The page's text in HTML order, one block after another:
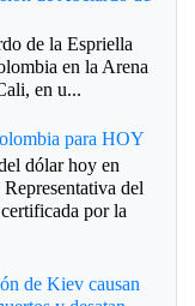
de la Espriella
en la Arena
en u...
para HOY
dólar hoy en
del
por la
de Kiev causan